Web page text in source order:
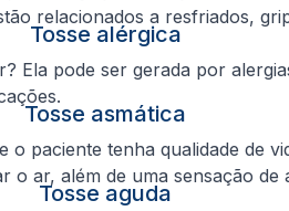
relacionados a resfriados,
Tosse alérgica
Ela pode ser gerada por
Tosse asmática
paciente tenha qualidade de
ar, além de uma sensação
Tosse aguda